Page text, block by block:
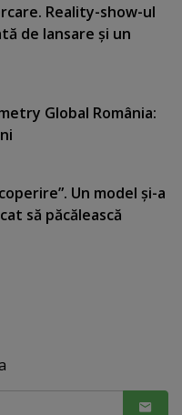
Reality-show-ul
de lansare şi un
Global România:
Un model şi-a
să păcălească